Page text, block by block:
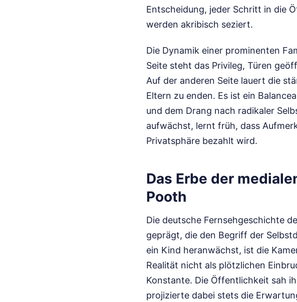
Entscheidung, jeder Schritt in die
werden akribisch seziert.
Die Dynamik einer prominenten
Seite steht das Privileg, Türen
Auf der anderen Seite lauert die
Eltern zu enden. Es ist ein
und dem Drang nach radikaler
aufwächst, lernt früh, dass
Privatsphäre bezahlt wird.
Das Erbe der
Pooth
Die deutsche Fernsehgeschichte
geprägt, die den Begriff der
ein Kind heranwächst, ist die
Realität nicht als plötzlichen
Konstante. Die Öffentlichkeit sah
projizierte dabei stets die